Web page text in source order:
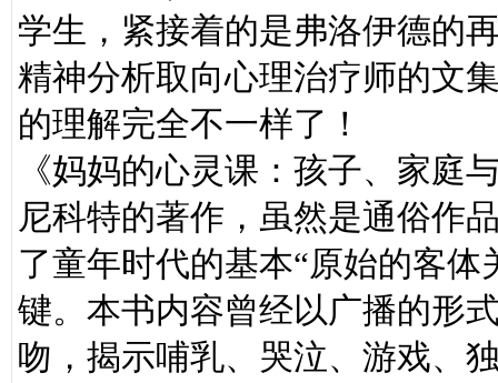
学生，紧接着的是弗洛伊德的
精神分析取向心理治疗师的文
的理解完全不一样了！
《妈妈的心灵课：孩子、家庭
尼科特的著作，虽然是通俗作
了童年时代的基本“原始的客
键。本书内容曾经以广播的形
吻，揭示哺乳、哭泣、游戏、